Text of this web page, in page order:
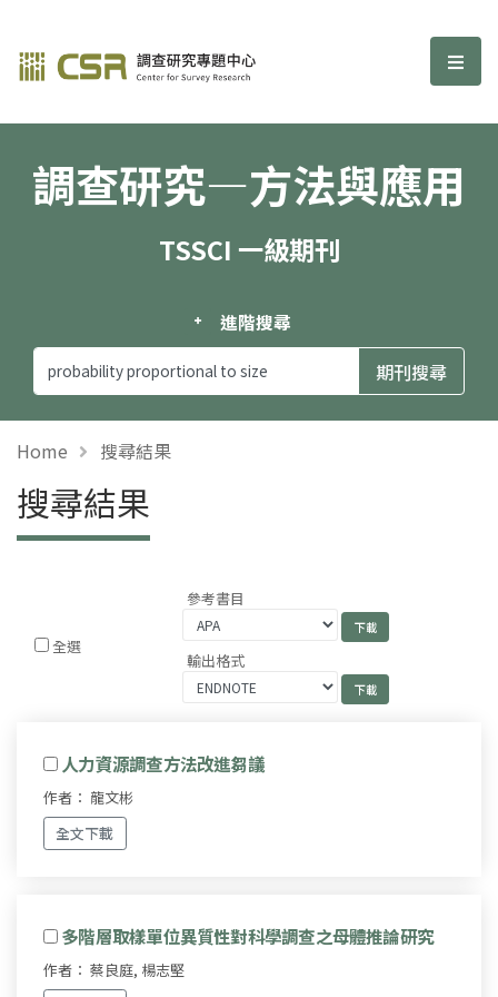
調查研究—方法與應用期刊 選
調查研究—方法與應用
TSSCI 一級期刊
進階搜尋
Home 搜尋結果
搜尋結果
全選
參考書目
輸出格式
人力資源調查方法改進芻議
作者： 龍文彬
全文下載
多階層取樣單位異質性對科學調查之母體推論研究
作者： 蔡良庭, 楊志堅